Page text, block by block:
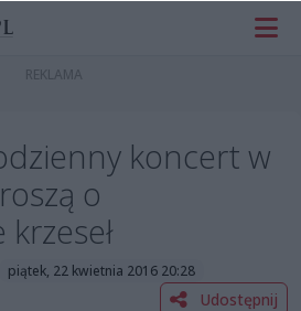
koncert w
o
piątek, 22 kwietnia 2016 20:28
Udostępnij